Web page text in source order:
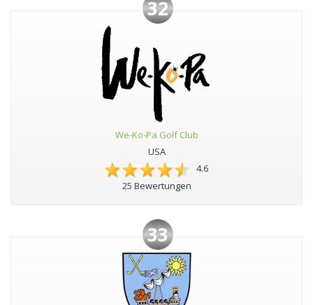
32
We-Ko-Pa Golf Club
USA
4.6
25 Bewertungen
33